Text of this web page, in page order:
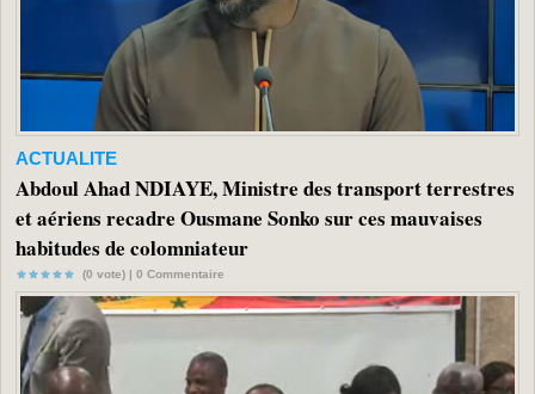
ACTUALITE
Abdoul Ahad NDIAYE, Ministre des transport terrestres
et aériens recadre Ousmane Sonko sur ces mauvaises
habitudes de colomniateur
(0 vote) | 0 Commentaire